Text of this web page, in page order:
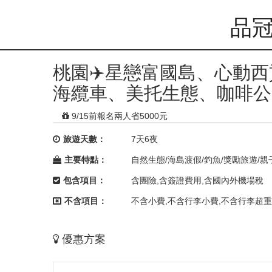
品
桃園✈️星戀富國島、心動
海纜車、美托生態、咖啡
9/15前報名兩人省5000元
旅遊天數： 7天6夜
主要特點： 自然生態/海島渡假/釣魚/獎勵旅遊/
包含項目： 含團險,含簽證費用,含國內外機場稅
不含項目： 不含小費,不含行李小費,不含行李超
優惠方案